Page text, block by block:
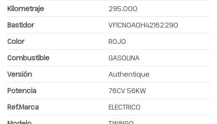
Kilometraje
295.000
Bastidor
VF1CN0A0H42162290
Color
ROJO
Combustible
GASOLINA
Versión
Authentique
Potencia
76CV 56KW
Ref.Marca
ELECTRICO